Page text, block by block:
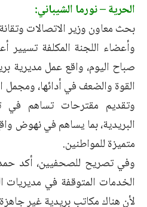
الحرية – نورما الشيباني:
بحث معاون وزير الاتصالات
وأعضاء اللجنة المكلفة تسيير
صباح اليوم، واقع عمل مديرية
القوة والضعف في أدائها، ومجمل
وتقديم مقترحات تساهم في
البريدية، بما يساهم في نهوض
متميزة للمواطنين.
وفي تصريح للصحفيين، أكد
الخدمات المتوقفة في مديريات
لأن هناك مكاتب بريدية غير